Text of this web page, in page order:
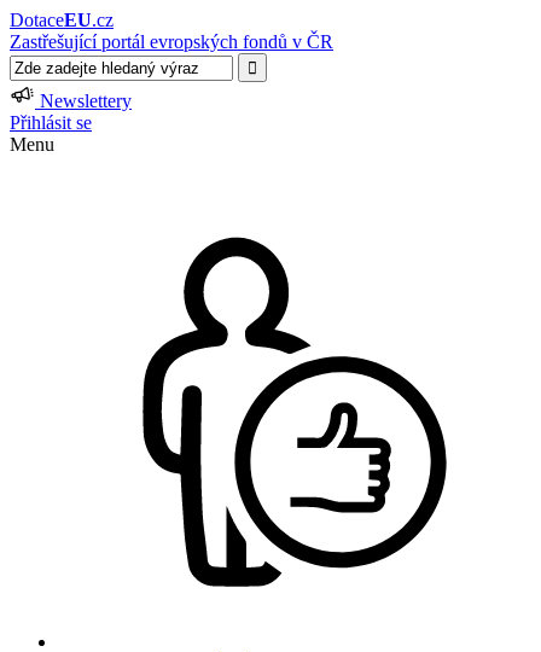
DotaceEU.cz
Zastřešující portál evropských fondů v ČR
Newslettery
Přihlásit se
Menu